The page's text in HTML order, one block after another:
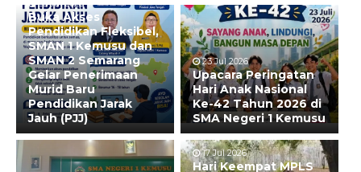
28 Jul 2026
Buka Akses
Pendidikan Fleksibel,
SMAN 1 Kemusu dan
SMAN 2 Semarang
Gelar Penerimaan
Murid Baru
Pendidikan Jarak
Jauh (PJJ)
23 Jul 2026
Upacara Peringatan
Hari Anak Nasional
Ke-42 Tahun 2026 di
SMA Negeri 1 Kemusu
17 Jul 2026
Hari Keempat MPLS